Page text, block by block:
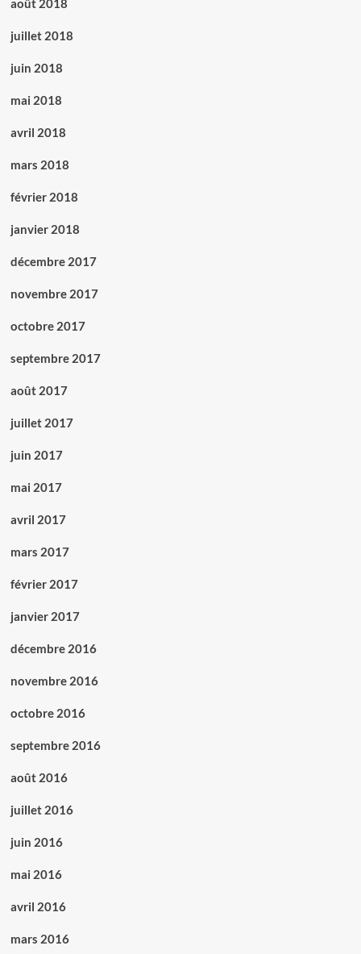
août 2018
juillet 2018
juin 2018
mai 2018
avril 2018
mars 2018
février 2018
janvier 2018
décembre 2017
novembre 2017
octobre 2017
septembre 2017
août 2017
juillet 2017
juin 2017
mai 2017
avril 2017
mars 2017
février 2017
janvier 2017
décembre 2016
novembre 2016
octobre 2016
septembre 2016
août 2016
juillet 2016
juin 2016
mai 2016
avril 2016
mars 2016